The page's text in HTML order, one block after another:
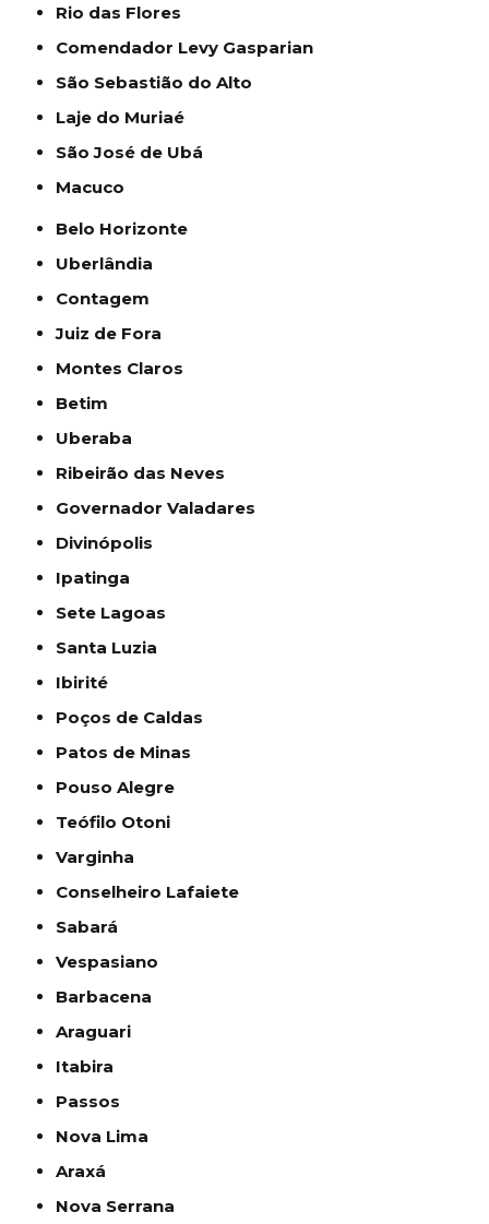
Rio das Flores
Comendador Levy Gasparian
São Sebastião do Alto
Laje do Muriaé
São José de Ubá
Macuco
Belo Horizonte
Uberlândia
Contagem
Juiz de Fora
Montes Claros
Betim
Uberaba
Ribeirão das Neves
Governador Valadares
Divinópolis
Ipatinga
Sete Lagoas
Santa Luzia
Ibirité
Poços de Caldas
Patos de Minas
Pouso Alegre
Teófilo Otoni
Varginha
Conselheiro Lafaiete
Sabará
Vespasiano
Barbacena
Araguari
Itabira
Passos
Nova Lima
Araxá
Nova Serrana